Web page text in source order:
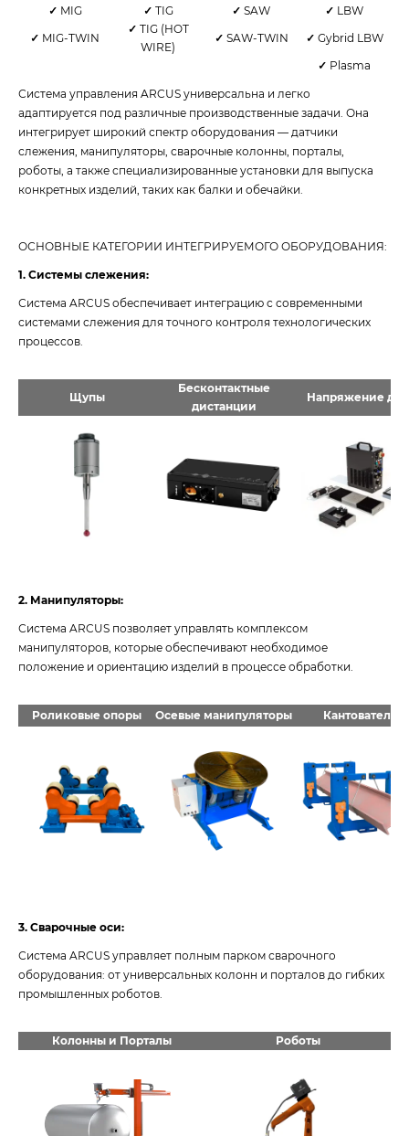
✓ MIG ✓ TIG ✓ SAW ✓ LBW
✓ MIG-TWIN
✓ TIG (HOT
WIRE)
✓ SAW-TWIN ✓ Gybrid LBW
✓ Plasma
Система управления ARCUS универсальна и легко
адаптируется под различные производственные задачи. Она
интегрирует широкий спектр оборудования — датчики
слежения, манипуляторы, сварочные колонны, порталы,
роботы, а также специализированные установки для выпуска
конкретных изделий, таких как балки и обечайки.
ОСНОВНЫЕ КАТЕГОРИИ ИНТЕГРИРУЕМОГО ОБОРУДОВАНИЯ:
1. Системы слежения:
Система ARCUS обеспечивает интеграцию с современными
системами слежения для точного контроля технологических
процессов.
Щупы
Бесконтактные
дистанции
Напряжение
2. Манипуляторы:
Система ARCUS позволяет управлять комплексом
манипуляторов, которые обеспечивают необходимое
положение и ориентацию изделий в процессе обработки.
Роликовые опоры Осевые манипуляторы Кантователи
3. Сварочные оси:
Система ARCUS управляет полным парком сварочного
оборудования: от универсальных колонн и порталов до гибких
промышленных роботов.
Колонны и Порталы Роботы